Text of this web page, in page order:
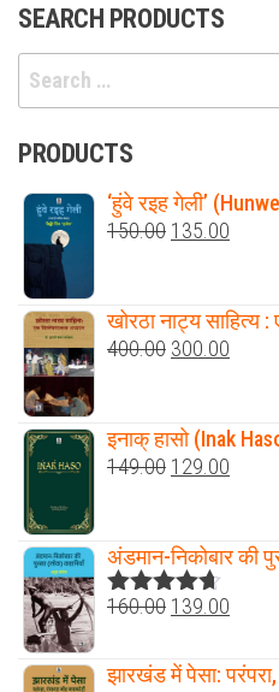
SEARCH PRODUCTS
Search
for:
PRODUCTS
‘हुंवे रइह गेली’
150.00 Original
₹150.00.
135.00
खोरठा नाट्य साहित्य
400.00 Original
₹400.00.
300.00
इनाक् हासो (Inak
149.00 Original
₹149.00.
129.00
अंडमान-निकोबार की
Rated 4.60
160.00 Original
was:
139.00
is:
झारखंड में पेसा: